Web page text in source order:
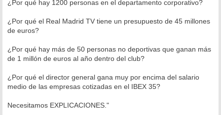
¿Por qué hay 1200 personas en el departamento corporativo?
¿Por qué el Real Madrid TV tiene un presupuesto de 45 millones
de euros?
¿Por qué hay más de 50 personas no deportivas que ganan más
de 1 millón de euros al año dentro del club?
¿Por qué el director general gana muy por encima del salario
medio de las empresas cotizadas en el IBEX 35?
Necesitamos EXPLICACIONES."